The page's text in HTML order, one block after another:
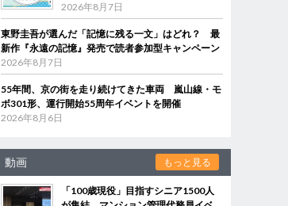
2026年8月7日
東野圭吾が選んだ「記憶に残る一文」はどれ？ 最
新作『永遠の記憶』発売で読者参加型キャンペーン
2026年8月7日
55年間、京の街を走り続けてきた車両 嵐山線・モ
ボ301形、運行開始55周年イベントを開催
2026年8月6日
動画 もっと見る
「100歳現役」目指すシニア1500人